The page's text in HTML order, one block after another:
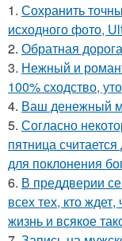
1. Сохранить
исходного фото,
2. Обратная
3. Нежный и
100% сходство,
4. Ваш денежный
5. Согласно
пятница
для поклонения
6. В преддверии
всех тех, кто
жизнь и всякое